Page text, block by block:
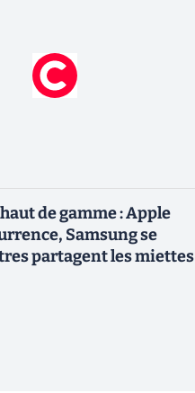
de gamme : Apple
Samsung se
partagent les miettes